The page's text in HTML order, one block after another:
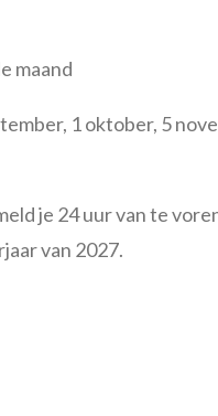
maand
1 oktober, 5
je 24 uur van te
van 2027.